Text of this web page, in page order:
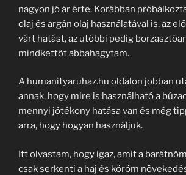
nagyon jó ár érte. Korábban
olaj és argán olaj használatával is, az
várt hatást, az utóbbi pedig
mindkettőt abbahagytam.
A humanityaruhaz.hu oldalon jobban
annak, hogy mire is használható a
mennyi jótékony hatása van és még
arra, hogy hogyan használjuk.
Itt olvastam, hogy igaz, amit a
csak serkenti a haj és köröm